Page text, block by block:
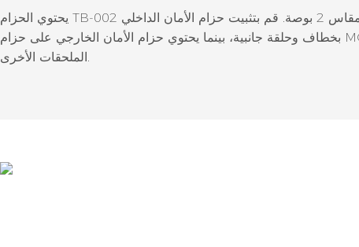
يحتوي الحزام TB-002 على حزام مولي تكتيكي مقاس 2 بوصة. قم بتثبيت حزام الأمان الداخلي
بخطاف وحلقة جانبية، بينما يحتوي حزام الأمان الخارجي على حزام MOLLE مقطوع بالليزر لتوصيل
الملحقات الأخرى.